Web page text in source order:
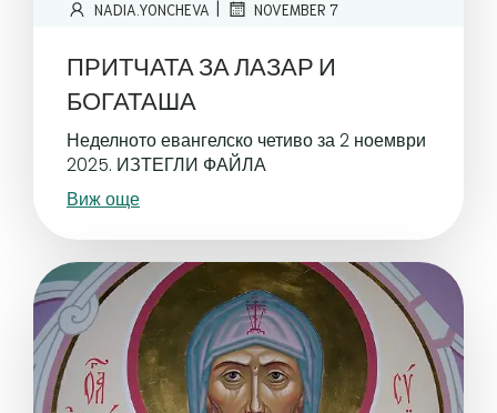
NADIA.YONCHEVA | NOVEMBER 7
ПРИТЧАТА ЗА ЛАЗАР И
БОГАТАША
Неделното евангелско четиво за 2 ноември
2025. ИЗТЕГЛИ ФАЙЛА
Виж още